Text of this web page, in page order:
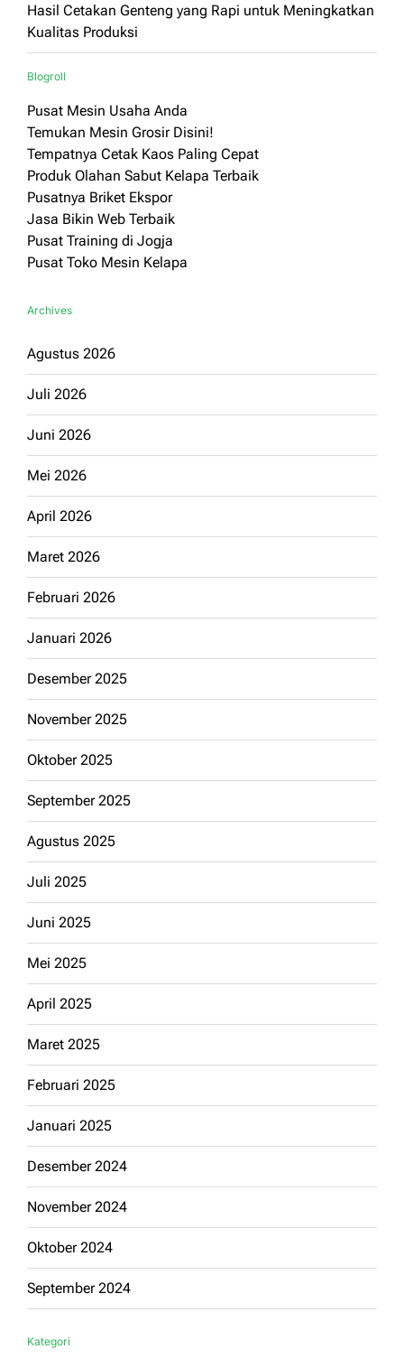
Hasil Cetakan Genteng yang Rapi untuk Meningkatkan
Kualitas Produksi
Blogroll
Pusat Mesin Usaha Anda
Temukan Mesin Grosir Disini!
Tempatnya Cetak Kaos Paling Cepat
Produk Olahan Sabut Kelapa Terbaik
Pusatnya Briket Ekspor
Jasa Bikin Web Terbaik
Pusat Training di Jogja
Pusat Toko Mesin Kelapa
Archives
Agustus 2026
Juli 2026
Juni 2026
Mei 2026
April 2026
Maret 2026
Februari 2026
Januari 2026
Desember 2025
November 2025
Oktober 2025
September 2025
Agustus 2025
Juli 2025
Juni 2025
Mei 2025
April 2025
Maret 2025
Februari 2025
Januari 2025
Desember 2024
November 2024
Oktober 2024
September 2024
Kategori